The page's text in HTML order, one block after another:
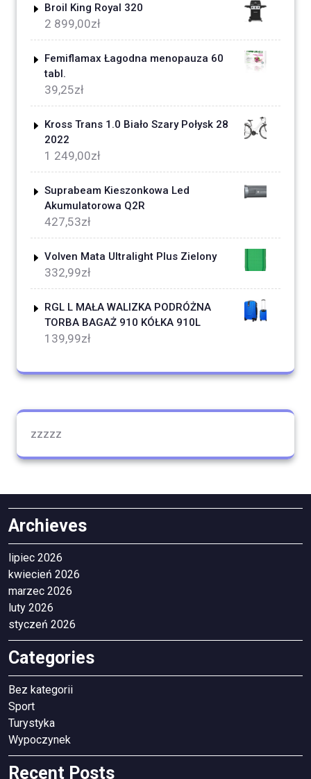
Broil King Royal 320
2 899,00zł
Femiflamax Łagodna menopauza 60
tabl.
39,25zł
Kross Trans 1.0 Biało Szary Połysk 28
2022
1 249,00zł
Suprabeam Kieszonkowa Led
Akumulatorowa Q2R
427,53zł
Volven Mata Ultralight Plus Zielony
332,99zł
RGL L MAŁA WALIZKA PODRÓŻNA
TORBA BAGAŻ 910 KÓŁKA 910L
139,99zł
zzzzz
Archieves
lipiec 2026
kwiecień 2026
marzec 2026
luty 2026
styczeń 2026
Categories
Bez kategorii
Sport
Turystyka
Wypoczynek
Recent Posts